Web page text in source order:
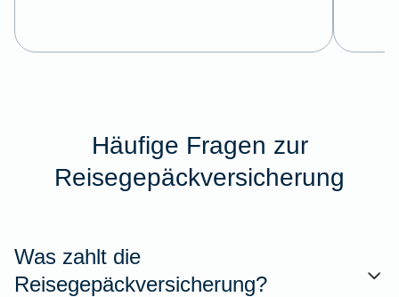
Häufige Fragen zur
Reisegepäckversicherung
Was zahlt die
Reisegepäckversicherung?